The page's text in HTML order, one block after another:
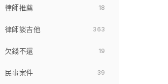
律師推薦 18
律師談吉他 363
欠錢不還 19
民事案件 39